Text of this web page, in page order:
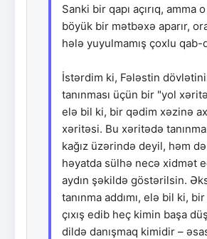
Sanki bir qapı açırıq, amma
böyük bir mətbəxə aparır,
hələ yuyulmamış çoxlu qab-
İstərdim ki, Fələstin
tanınması üçün bir "yol
elə bil ki, bir qədim xəzinə
xəritəsi. Bu xəritədə
kağız üzərində deyil, həm
həyatda sülhə necə xidmət
aydın şəkildə göstərilsin.
tanınma addımı, elə bil ki,
çıxış edib heç kimin başa
dildə danışmaq kimidir –